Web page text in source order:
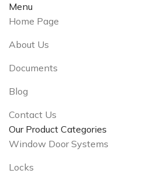
Menu
Home Page
About Us
Documents
Blog
Contact Us
Our Product Categories
Window Door Systems
Locks